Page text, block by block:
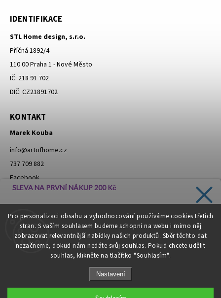
Pro personalizaci obsahu a vyhodnocování používáme cookies třetích
stran. S vaším souhlasem budeme schopni na webu i mimo něj
zobrazovat relevantnější nabídky našich produktů. Sběr těchto dat
nezačneme, dokud nám nedáte svůj souhlas. Pokud chcete udělit
souhlas, klikněte na tlačítko "Souhlasím".
Nastavení
IDENTIFIKACE
STL Home design, s.r.o.
Příčná 1892/4
110 00 Praha 1 - Nové Město
IČ: 218 91 702
DIČ: CZ21891702
KONTAKT
Marek Kouba
info@artofhome.cz
737 709 882
Facebook
Instagram
Moje objednávka - odstoupení od smlouvy
SLEVA NA PRVNÍ NÁKUP 200 Kč
slevách přímo do vaší schránky!
Zásady zpracování osobních údajů